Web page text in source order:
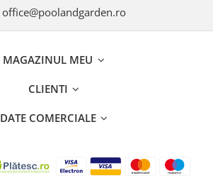
office@poolandgarden.ro
MAGAZINUL MEU
CLIENTI
DATE COMERCIALE